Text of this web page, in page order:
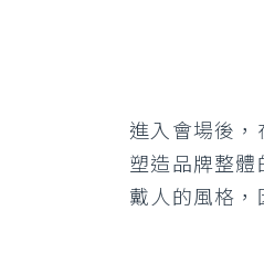
進入會場後，
塑造品牌整體
戴人的風格，